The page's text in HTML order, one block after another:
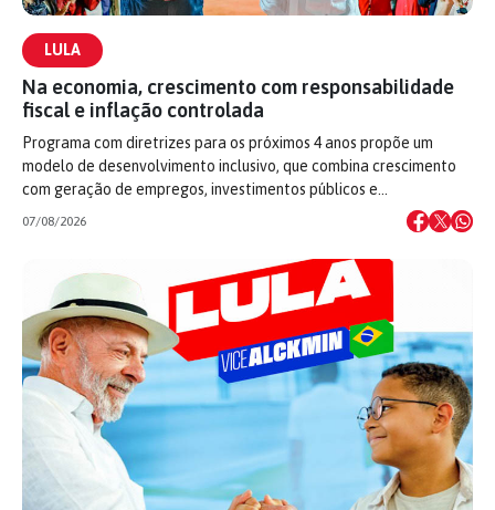
LULA
Na economia, crescimento com responsabilidade
fiscal e inflação controlada
Programa com diretrizes para os próximos 4 anos propõe um
modelo de desenvolvimento inclusivo, que combina crescimento
com geração de empregos, investimentos públicos e…
07/08/2026